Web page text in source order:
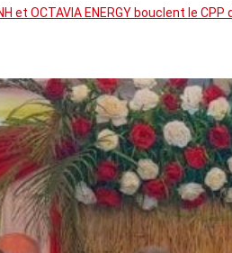
et OCTAVIA ENERGY bouclent le